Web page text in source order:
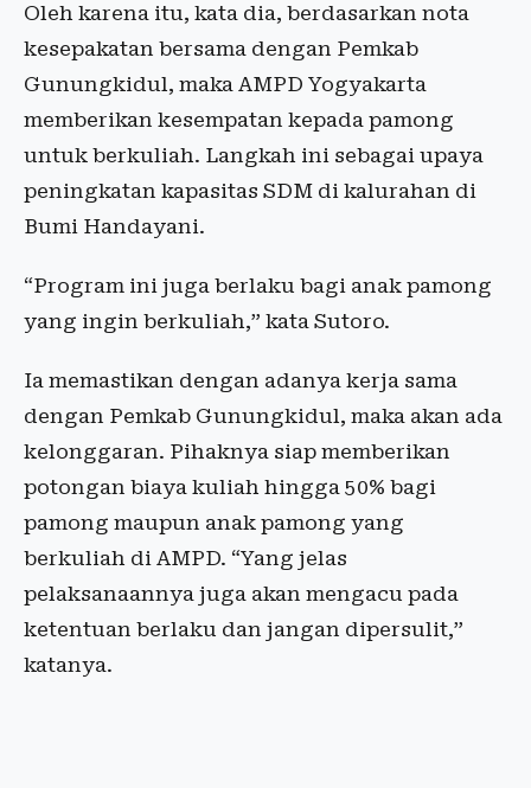
Oleh karena itu, kata dia, berdasarkan nota
kesepakatan bersama dengan Pemkab
Gunungkidul, maka AMPD Yogyakarta
memberikan kesempatan kepada pamong
untuk berkuliah. Langkah ini sebagai upaya
peningkatan kapasitas SDM di kalurahan di
Bumi Handayani.
“Program ini juga berlaku bagi anak pamong
yang ingin berkuliah,” kata Sutoro.
Ia memastikan dengan adanya kerja sama
dengan Pemkab Gunungkidul, maka akan ada
kelonggaran. Pihaknya siap memberikan
potongan biaya kuliah hingga 50% bagi
pamong maupun anak pamong yang
berkuliah di AMPD. “Yang jelas
pelaksanaannya juga akan mengacu pada
ketentuan berlaku dan jangan dipersulit,”
katanya.